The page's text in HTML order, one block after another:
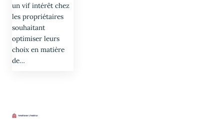
un vif intérêt chez
les propriétaires
souhaitant
optimiser leurs
choix en matière
de…